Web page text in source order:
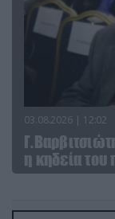
03.08.2026 | 12:02
η κηδεία